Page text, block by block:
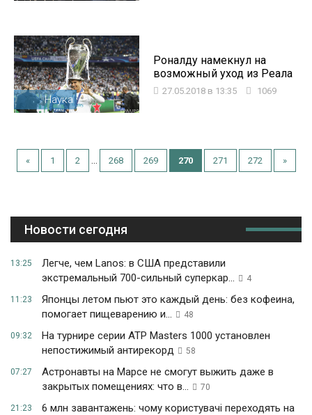
Наука
Роналду намекнул на
возможный уход из Реала
27.05.2018 в 13:35 1069
« 1 2 268 269 270 271 272 »
Новости сегодня
13:25
Легче, чем Lanos: в США представили
экстремальный 700-сильный суперкар...
4
11:23
Японцы летом пьют это каждый день: без кофеина,
помогает пищеварению и...
48
09:32
На турнире серии ATP Masters 1000 установлен
непостижимый антирекорд
58
07:27
Астронавты на Марсе не смогут выжить даже в
закрытых помещениях: что в...
70
21:23
6 млн завантажень: чому користувачі переходять на